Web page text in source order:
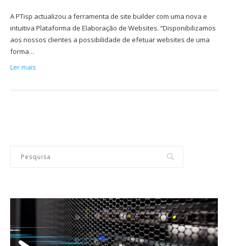
A PTisp actualizou a ferramenta de site builder com uma nova e
intuitiva Plataforma de Elaboração de Websites. “Disponibilizamos
aos nossos clientes a possibilidade de efetuar websites de uma
forma…
Ler mais